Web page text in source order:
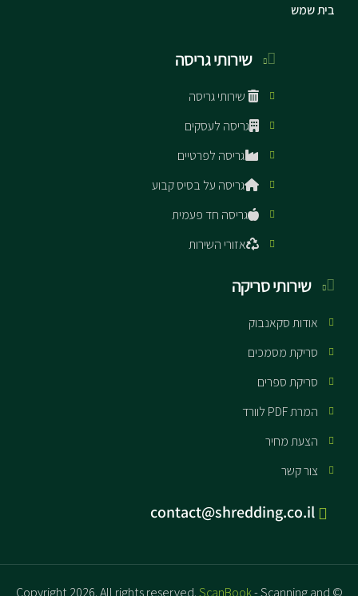
בית שמש
שירותי גריסה
שירותי גריסה
גריסה לעסקים
גריסה לפרטיים
גריסה על בסיס קבוע
גריסה חד פעמית
אזורי השירות
שירותי סריקה
אודות סקאנבוק
סריקת מסמכים
סריקת ספרים
המרת PDF לוורד
הצעת מחיר
צור קשר
contact@shredding.co.il
© Copyright 2026. All rights reserved.
ScanBook- Scanning and